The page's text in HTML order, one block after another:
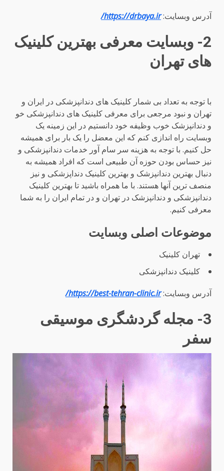
آدرس وبسایت:https://drbaya.ir/
2- وبسایت معرفی بهترین کلینیک
های تهران
با توجه به تعداد بی شمار کلینیک های دندانپزشکی در ایران و
تهران و نبود مرجعی برای معرفی کلینیک های دندانپزشکی خو
و دندانپزشک خوب وظیفه خود دانستیم در این زمینه یک
وبسایت راه اندازی کنم که این معضل را یک بار برای همیشه
حل کنیم. با توجه به هزینه سر سام آور خدمات دندانپزشکی و
نیز حساس بودن حوزه آن طبیعی است که افراد همیشه به
دنبال بهترین دندانپزشک و بهترین کلینیک دنداپزشکی و نیز
منصف ترین آنها هستند. با ما همراه باشید تا بهترین کلینیک
دندانپزشکی و دندانپزشک در تهران و در تمام ایران را به شما
معرفی کنیم.
موضوعات اصلی وبسایت
تهران کلینیک
کلینیک دندانپزشکی
آدرس وبسایت:https://best-tehran-clinic.ir/
3- مجله گردشگری موسیقی
سفر